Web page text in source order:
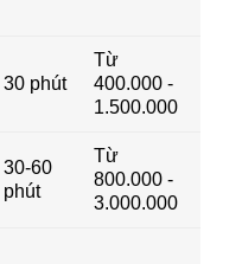
30 phút
Từ
400.000 -
1.500.000
30-60
phút
Từ
800.000 -
3.000.000